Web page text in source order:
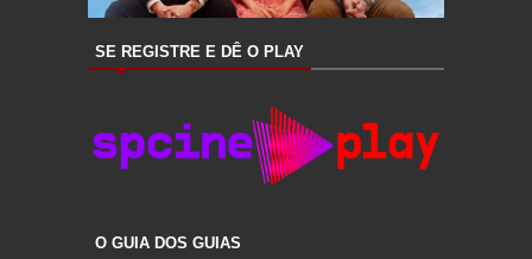
SE REGISTRE E DÊ O PLAY
O GUIA DOS GUIAS